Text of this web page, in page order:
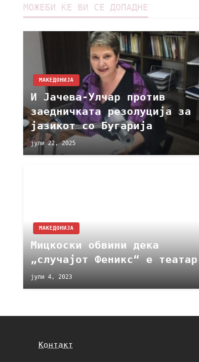
МОЖЕБИ ЌЕ ВИ СЕ ДОПАДНЕ
МАКЕДОНИЈА
И Јачева-Улчар против
заедничката резолуција за
јазикот со Бугарија
јули 22, 2025
МАКЕДОНИЈА
Мицкоски обвини дека
„случајот Феникс“ е театар
јули 4, 2023
Контакт